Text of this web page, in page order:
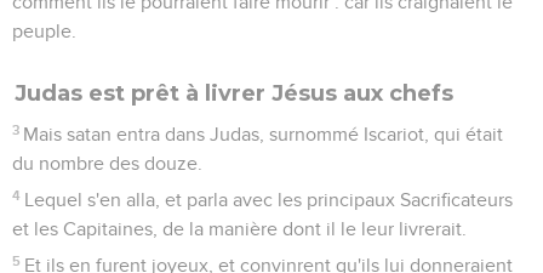
peuple.
Judas est prêt à livrer Jésus aux chefs
3 Mais satan entra dans Judas, surnommé Iscariot, qui était
du nombre des douze.
4 Lequel s'en alla, et parla avec les principaux Sacrificateurs
et les Capitaines, de la manière dont il le leur livrerait.
5 Et ils en furent joyeux, et convinrent qu'ils lui donneraient